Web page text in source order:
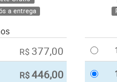
a entrega
R$ 377,00
R$446,00